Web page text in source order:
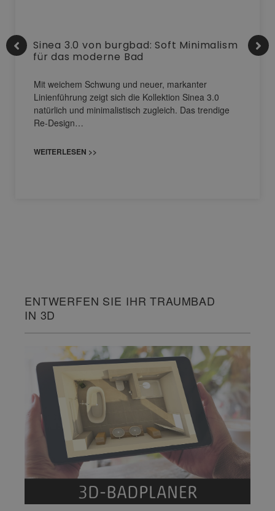
Sinea 3.0 von burgbad: Soft Minimalism
für das moderne Bad
Mit weichem Schwung und neuer, markanter
Linienführung zeigt sich die Kollektion Sinea 3.0
natürlich und minimalistisch zugleich. Das trendige
Re-Design…
WEITERLESEN >>
ENTWERFEN SIE IHR TRAUMBAD
IN 3D